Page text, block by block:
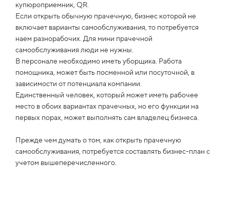
купюроприемник, QR.
Если открыть обычную прачечную, бизнес которой не
включает варианты самообслуживания, то потребуется
наем разнорабочих. Для мини прачечной
самообслуживания люди не нужны.
В персонале необходимо иметь уборщика. Работа
помощника, может быть посменной или посуточной, в
зависимости от потенциала компании.
Единственный человек, который может иметь рабочее
место в обоих вариантах прачечных, но его функции на
первых порах, может выполнять сам владелец бизнеса.
Прежде чем думать о том, как открыть прачечную
самообслуживания, потребуется составлять бизнес-план с
учетом вышеперечисленного.